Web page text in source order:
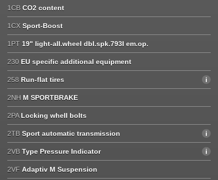
1CB CO2 content
1CX Sport-Boost
1PT 19" light-all.wheel dbl.spk.793I em.op.
230 EU specific additional equipment
258 Run-flat tires
2NH M SPORTBRAKE
2PA Locking whell bolts
2TB Sport automatic transmission
2VB Type Pressure Indicator
2VF Adaptiv M Suspension